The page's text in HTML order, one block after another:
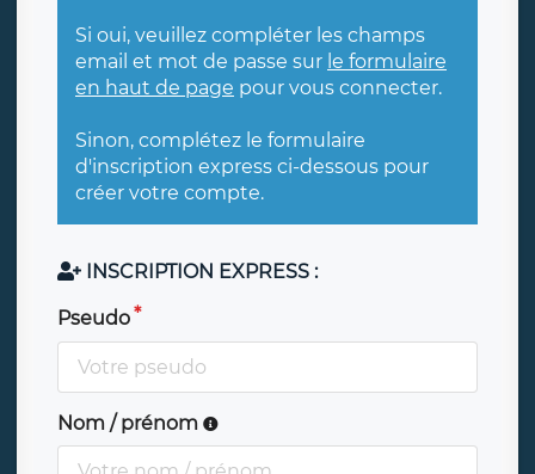
Si oui, veuillez compléter les champs
email et mot de passe sur le formulaire
en haut de page pour vous connecter.
Sinon, complétez le formulaire
d'inscription express ci-dessous pour
créer votre compte.
INSCRIPTION EXPRESS :
Pseudo
Nom / prénom